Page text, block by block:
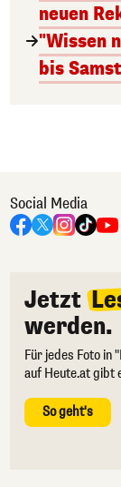
neuen
"Wissen
bis
Social Media
Jetzt
werden.
Für jedes Foto in
auf Heute.at gibt
So geht's